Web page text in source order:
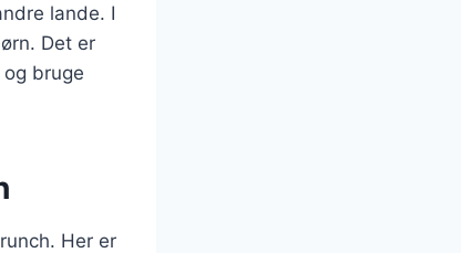
lande. I
Det er
bruge
Her er